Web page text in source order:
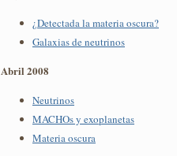
¿Detectada la materia oscura?
Galaxias de neutrinos
Abril 2008
Neutrinos
MACHOs y exoplanetas
Materia oscura